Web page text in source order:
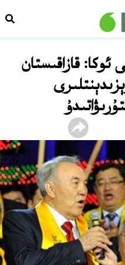
ئوكا: قازاقىستان